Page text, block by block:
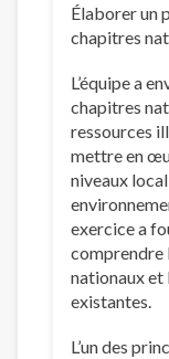
Élaborer un
chapitres
L’équipe a
chapitres
ressources
mettre en
niveaux
exercice a
comprendre
nationaux et
existantes.
L’un des